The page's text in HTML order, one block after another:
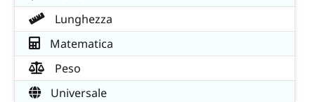
Lunghezza
Matematica
Peso
Universale